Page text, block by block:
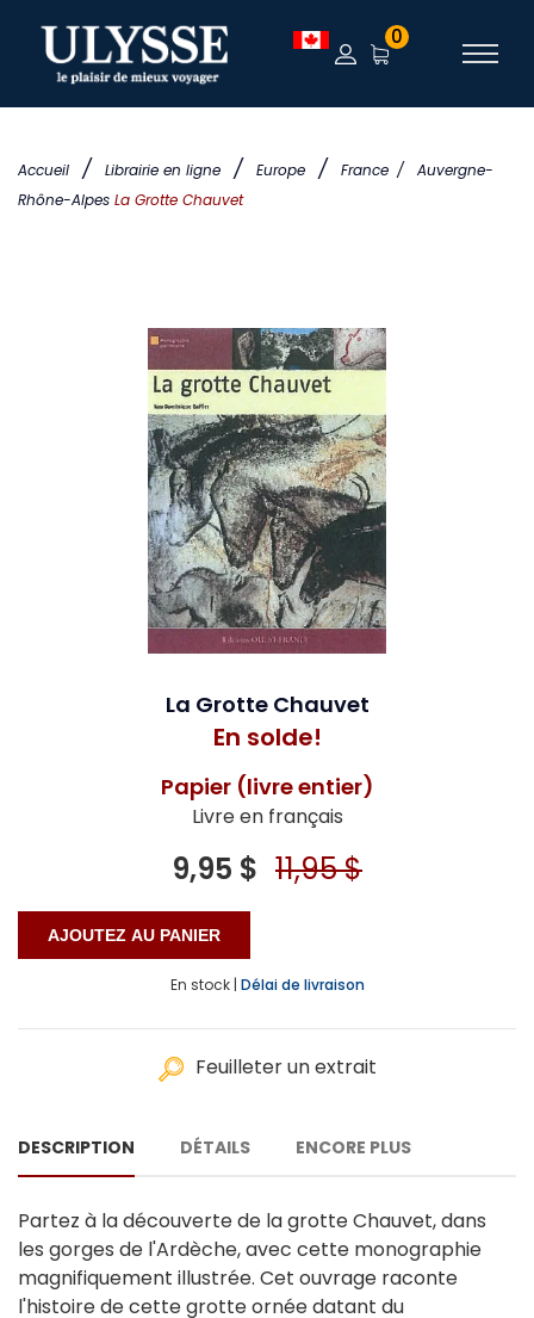
Accueil / Librairie en ligne / Europe / France /
Auvergne-
Rhône-Alpes La Grotte Chauvet
0
La Grotte Chauvet
En solde!
Papier (livre entier)
Livre en français
9,95 $ 11,95 $
En stock | Délai de livraison
Feuilleter un extrait
DESCRIPTION DÉTAILS ENCORE PLUS
Partez à la découverte de la grotte Chauvet, dans
les gorges de l'Ardèche, avec cette monographie
magnifiquement illustrée. Cet ouvrage raconte
l'histoire de cette grotte ornée datant du